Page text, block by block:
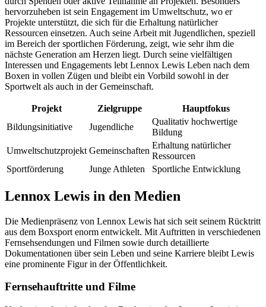
hervorzuheben ist sein Engagement im Umweltschutz, wo er
Projekte unterstützt, die sich für die Erhaltung natürlicher
Ressourcen einsetzen. Auch seine Arbeit mit Jugendlichen, speziell
im Bereich der sportlichen Förderung, zeigt, wie sehr ihm die
nächste Generation am Herzen liegt. Durch seine vielfältigen
Interessen und Engagements lebt Lennox Lewis Leben nach dem
Boxen in vollen Zügen und bleibt ein Vorbild sowohl in der
Sportwelt als auch in der Gemeinschaft.
Projekt Zielgruppe
Hauptfokus
Bildungsinitiative
Jugendliche
Qualitativ hochwertige
Bildung
Umweltschutzprojekt Gemeinschaften
Erhaltung natürlicher
Ressourcen
Sportförderung
Junge Athleten Sportliche Entwicklung
Lennox Lewis in den Medien
Die Medienpräsenz von Lennox Lewis hat sich seit seinem Rücktritt
aus dem Boxsport enorm entwickelt. Mit Auftritten in verschiedenen
Fernsehsendungen und Filmen sowie durch detaillierte
Dokumentationen über sein Leben und seine Karriere bleibt Lewis
eine prominente Figur in der Öffentlichkeit.
Fernsehauftritte und Filme